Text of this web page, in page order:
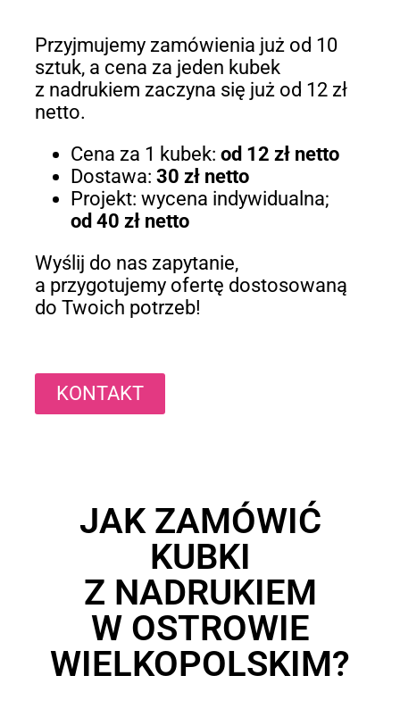
Przyjmujemy zamówienia już od 10
sztuk, a cena za jeden kubek
z nadrukiem zaczyna się już od 12 zł
netto.
Cena za 1 kubek: od 12 zł netto
Dostawa: 30 zł netto
Projekt: wycena indywidualna;
od 40 zł netto
Wyślij do nas zapytanie,
a przygotujemy ofertę dostosowaną
do Twoich potrzeb!
KONTAKT
JAK ZAMÓWIĆ
KUBKI
Z NADRUKIEM
W OSTROWIE
WIELKOPOLSKIM?